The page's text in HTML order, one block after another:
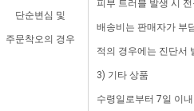
단순변심 및
주문착오의 경우
피부 트러블 발생 시
배송비는 판매자가 부
적의 경우에는 진단서
3) 기타 상품
수령일로부터 7일 이